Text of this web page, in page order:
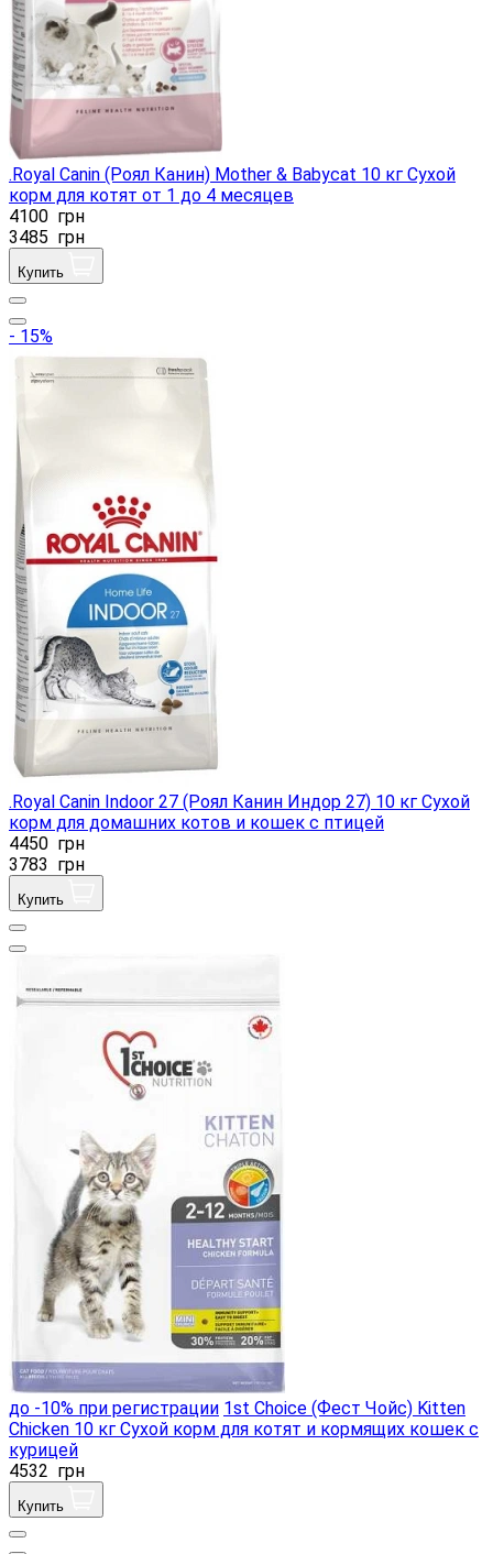
.Royal Canin (Роял Канин) Mother & Babycat 10 кг Сухой
корм для котят от 1 до 4 месяцев
4100 грн
3485 грн
Купить
- 15%
.Royal Canin Indoor 27 (Роял Канин Индор 27) 10 кг Сухой
корм для домашних котов и кошек с птицей
4450 грн
3783 грн
Купить
до -10% при регистрации 1st Choice (Фест Чойс) Kitten
Chicken 10 кг Сухой корм для котят и кормящих кошек с
курицей
4532 грн
Купить